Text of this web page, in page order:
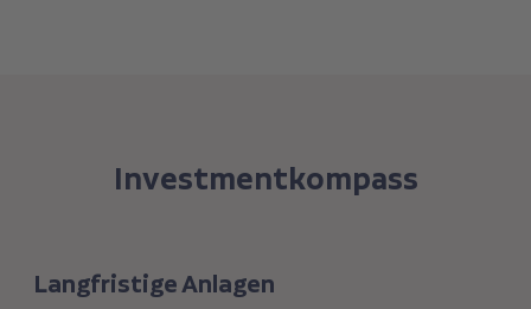
Investmentkompass
Langfristige Anlagen